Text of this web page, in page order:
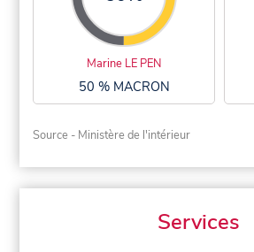
Marine LE PEN
50 % MACRON
Source - Ministère de l'intérieur
Services